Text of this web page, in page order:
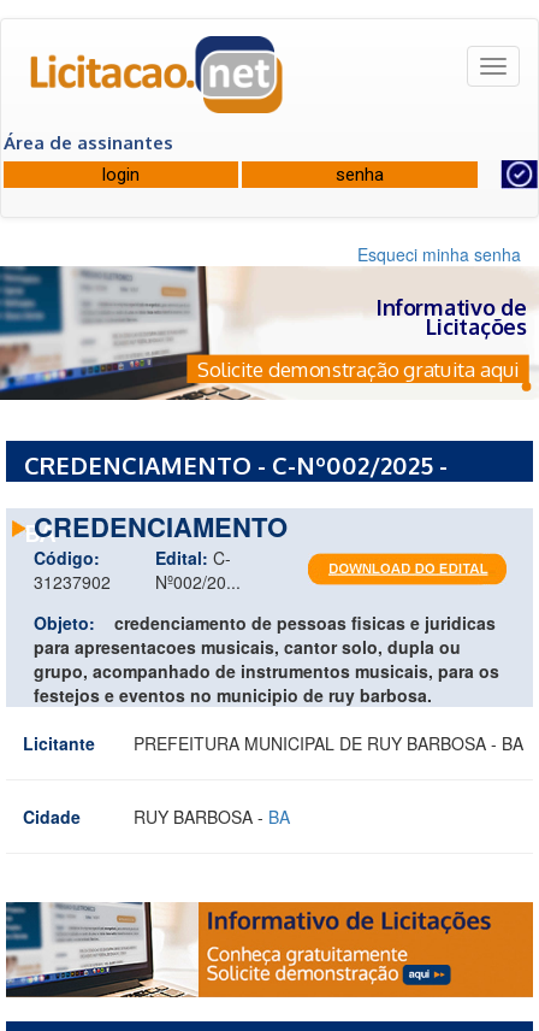
Área de assinantes
Esqueci minha senha
Informativo de
Licitações
Solicite demonstração gratuita aqui
CREDENCIAMENTO - C-Nº002/2025 -
BA
CREDENCIAMENTO
Código:
31237902
Edital: C-
Nº002/20...
Objeto:
credenciamento de pessoas fisicas e juridicas
para apresentacoes musicais, cantor solo, dupla ou
grupo, acompanhado de instrumentos musicais, para os
festejos e eventos no municipio de ruy barbosa.
Licitante
PREFEITURA MUNICIPAL DE RUY BARBOSA - BA
Cidade RUY BARBOSA - BA